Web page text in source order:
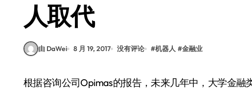
人取代
由 DaWei 8 月 19, 2017 没有评论 #机器人 #金融业
根据咨询公司Opimas的报告，未来几年中，大学金融类专业将越来越难吸引学生。研究表明，到